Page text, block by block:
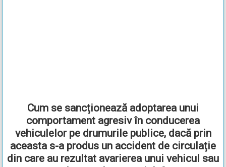
Cum se sancționează adoptarea unui
comportament agresiv în conducerea
vehiculelor pe drumurile publice, dacă prin
aceasta s-a produs un accident de circulație
din care au rezultat avarierea unui vehicul sau